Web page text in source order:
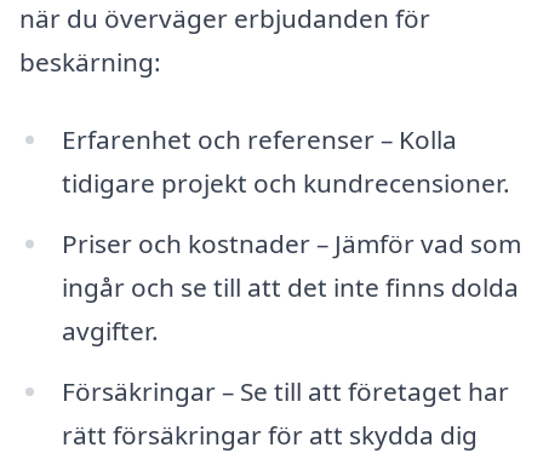
när du överväger erbjudanden för
beskärning:
Erfarenhet och referenser – Kolla
tidigare projekt och kundrecensioner.
Priser och kostnader – Jämför vad som
ingår och se till att det inte finns dolda
avgifter.
Försäkringar – Se till att företaget har
rätt försäkringar för att skydda dig